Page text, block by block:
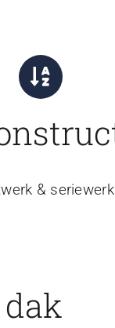
& seriewerk